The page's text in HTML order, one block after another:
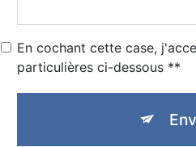
En cochant cette case,
particulières ci-dessous **